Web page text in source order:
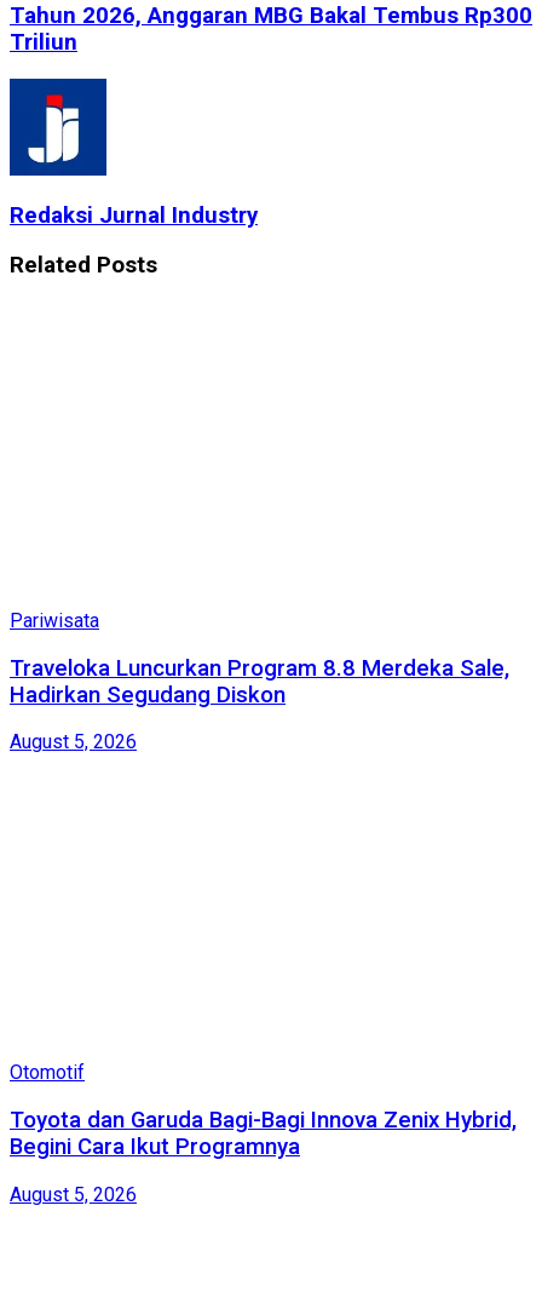
Tahun 2026, Anggaran MBG Bakal Tembus Rp300
Triliun
Redaksi Jurnal Industry
Related Posts
Pariwisata
Traveloka Luncurkan Program 8.8 Merdeka Sale,
Hadirkan Segudang Diskon
August 5, 2026
Otomotif
Toyota dan Garuda Bagi-Bagi Innova Zenix Hybrid,
Begini Cara Ikut Programnya
August 5, 2026